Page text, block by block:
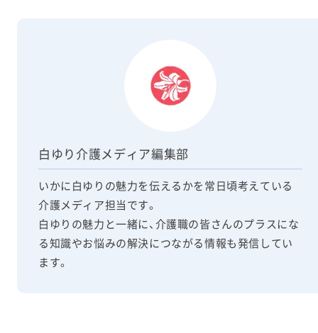
白ゆり介護メディア編集部
いかに白ゆりの魅力を伝えるかを常日頃考えている
介護メディア担当です。
白ゆりの魅力と一緒に、介護職の皆さんのプラスにな
る知識やお悩みの解決につながる情報も発信してい
ます。